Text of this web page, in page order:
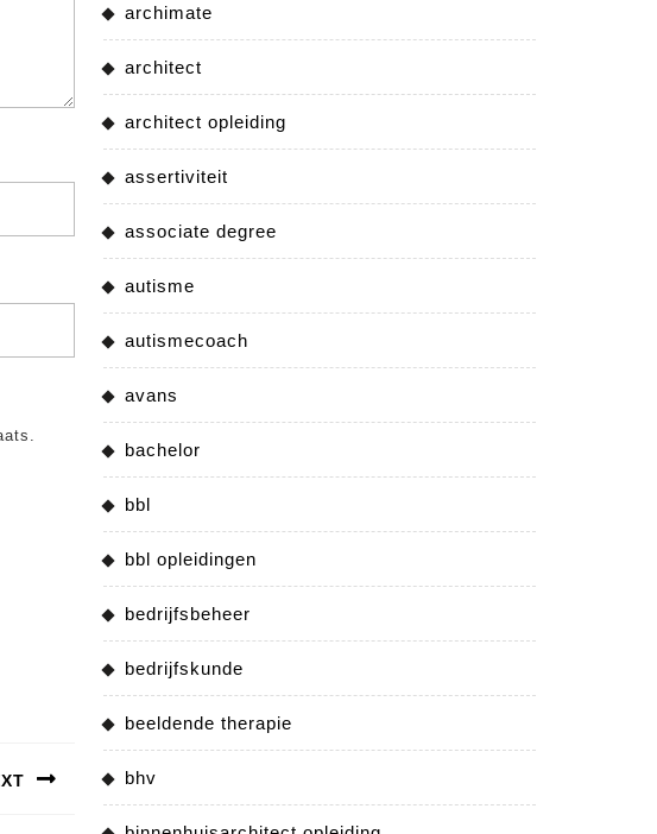
archimate
architect
architect opleiding
assertiviteit
associate degree
autisme
autismecoach
avans
bachelor
bbl
bbl opleidingen
bedrijfsbeheer
bedrijfskunde
beeldende therapie
bhv